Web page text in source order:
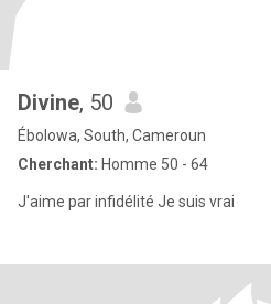
Divine, 50
Ébolowa, South, Cameroun
Cherchant: Homme 50 - 64
J'aime par infidélité Je suis vrai